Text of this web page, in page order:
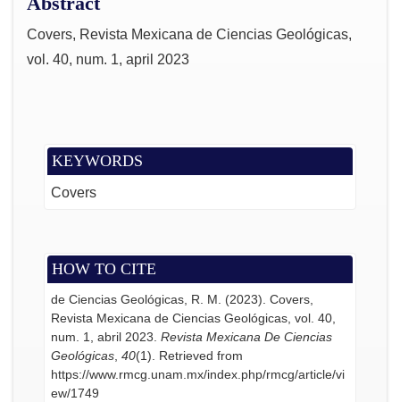
KEYWORDS
Covers
HOW TO CITE
de Ciencias Geológicas, R. M. (2023). Covers,
Revista Mexicana de Ciencias Geológicas, vol. 40,
num. 1, abril 2023. Revista Mexicana De Ciencias
Geológicas, 40(1). Retrieved from
https://www.rmcg.unam.mx/index.php/rmcg/article/vi
ew/1749
Covers, Revista Mexicana de Ciencias Geológicas,
vol. 40, num. 1, april 2023